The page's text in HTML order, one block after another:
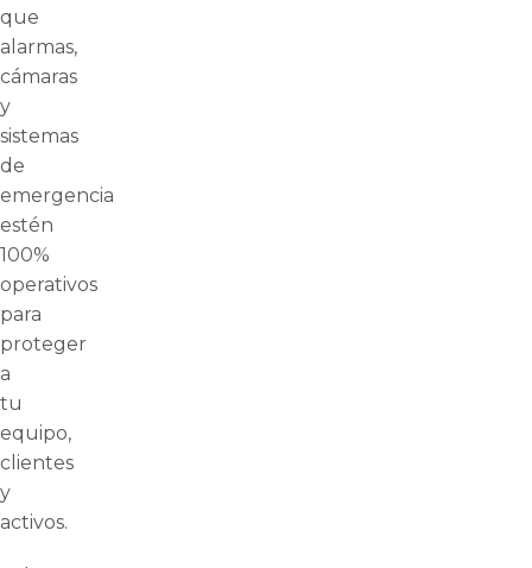
que
alarmas,
cámaras
y
sistemas
de
emergencia
estén
100%
operativos
para
proteger
a
tu
equipo,
clientes
y
activos.